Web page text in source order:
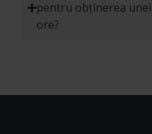
pentru obținerea
ore?